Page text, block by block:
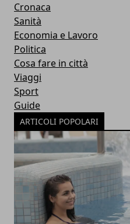
Cronaca
Sanità
Economia e Lavoro
Politica
Cosa fare in città
Viaggi
Sport
Guide
ARTICOLI POPOLARI